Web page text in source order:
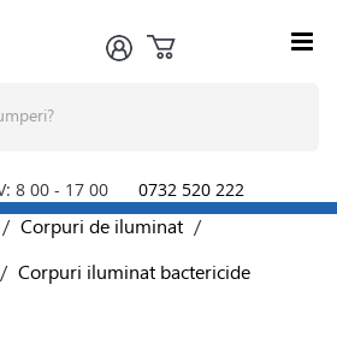
8 00 - 17 00 0732 520 222
/ Corpuri de iluminat /
/ Corpuri iluminat bactericide